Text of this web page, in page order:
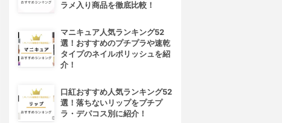
ラメ入り商品を徹底比較！
マニキュア人気ランキング52
選！おすすめのプチプラや速乾
タイプのネイルポリッシュを紹
介！
口紅おすすめ人気ランキング52
選！落ちないリップをプチプ
ラ・デパコス別に紹介！